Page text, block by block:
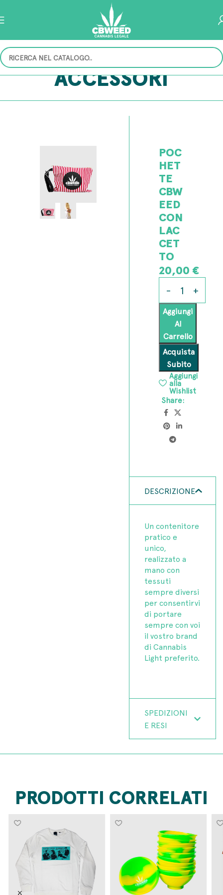
ACCESSORI
POC
HET
TE
CBW
EED
CON
LAC
CET
TO
20,00€
Aggiungi
Al
Carrello
Acquista
Subito
Aggiungi
alla
Wishlist
Share:
DESCRIZIONE
Un contenitore
pratico e
unico,
realizzato a
mano con
tessuti
sempre diversi
per consentirvi
di portare
sempre con voi
il vostro brand
di Cannabis
Light preferito.
SPEDIZIONI
E RESI
PRODOTTI CORRELATI